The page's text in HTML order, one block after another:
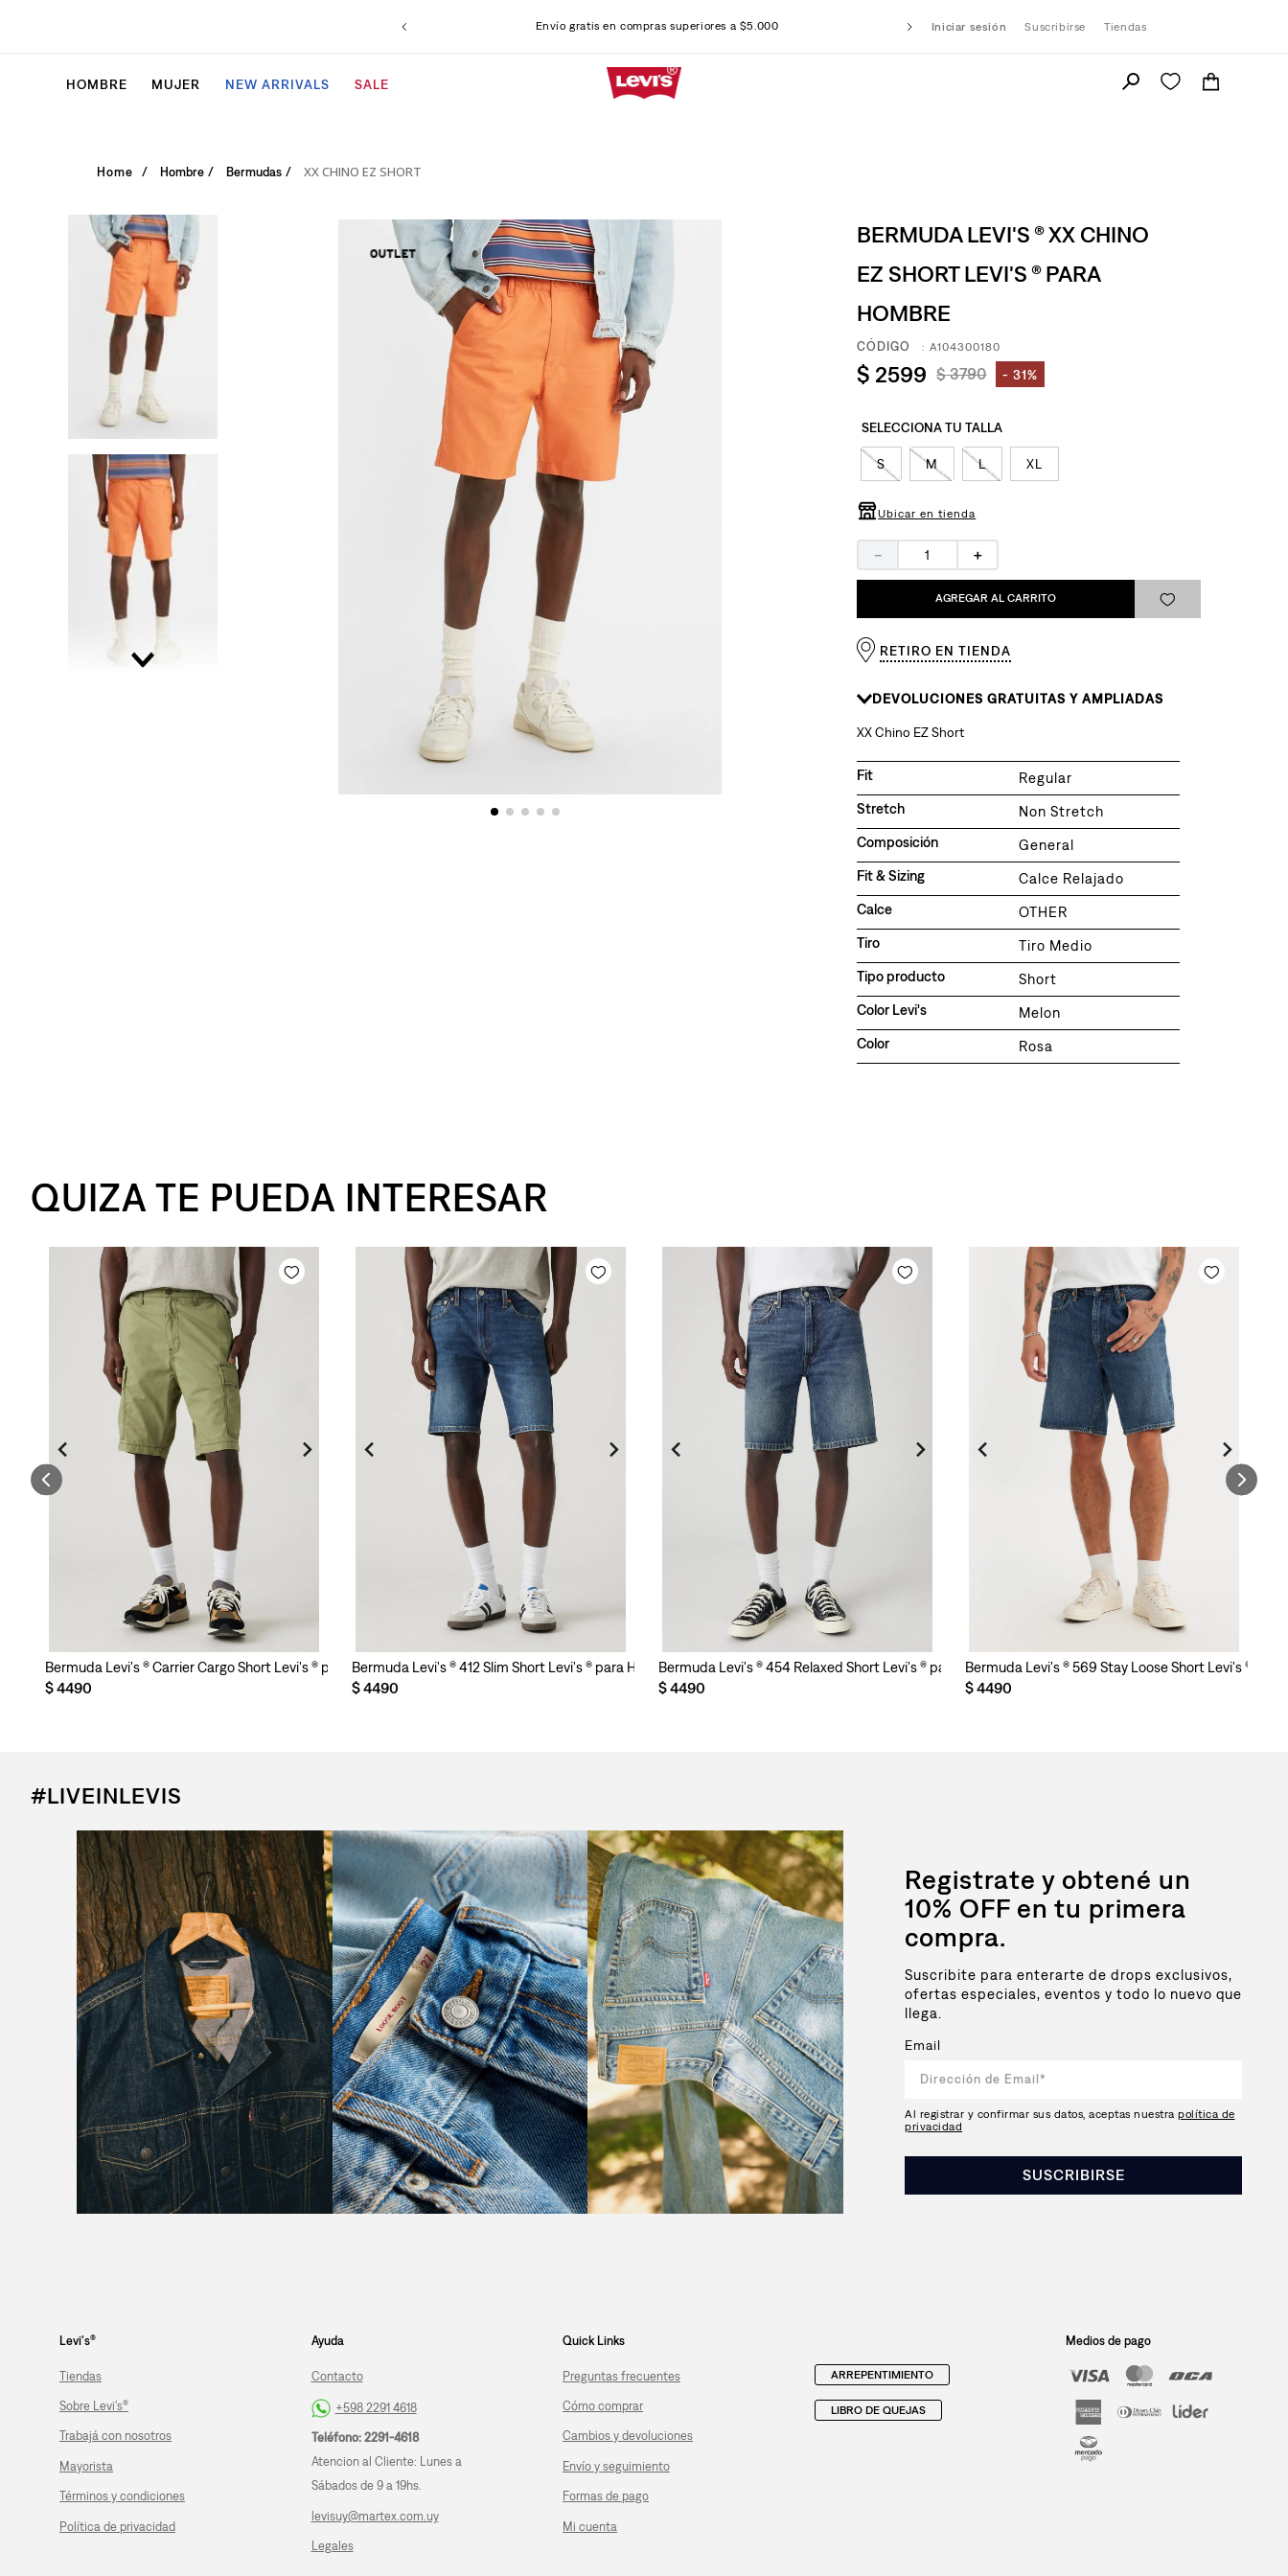
Envío gratis en compras superiores a $5.000 Iniciar sesión Suscribirse Tiendas
HOMBRE MUJER NEW ARRIVALS SALE
Hombre Bermudas XX CHINO EZ SHORT
BERMUDA LEVI'S ® XX CHINO
EZ SHORT LEVI'S ® PARA
HOMBRE
:A104300180
$ 2599 $ 3790 31%
S M L XL
Ubicar en tienda
＋
－
AGREGAR AL CARRITO
RETIRO EN TIENDA
DEVOLUCIONES GRATUITAS Y AMPLIADAS
XX Chino EZ Short
Fit
Regular
Stretch
Non Stretch
Composición
General
Fit & Sizing
Calce Relajado
Calce
OTHER
Tiro
Tiro Medio
Tipo producto
Short
Color Levi's
Melon
Color
Rosa
QUIZA TE PUEDA INTERESAR
® para Hombre
Bermuda Levi's ® Carrier Cargo Short Levi's ® para Hombre
$4490
Bermuda Levi's ® 412 Slim Short Levi's ® para Hombre
$4490
Bermuda Levi's ® 454 Relaxed Short Levi's ® para Hombre
$4490
Bermuda Levi's ® 569 Stay Loose Short Levi's ®
$4490
#LIVEINLEVIS
Registrate y obtené un
10% OFF en tu primera
compra.
Suscribite para enterarte de drops exclusivos,
ofertas especiales, eventos y todo lo nuevo que
llega.
Email
Al registrar y confirmar sus datos, aceptas nuestra política de
privacidad
SUSCRIBIRSE
Levi's®
Tiendas
Sobre Levi's®
Trabajá con nosotros
Mayorista
Términos y condiciones
Política de privacidad
Ayuda
Contacto
+598 2291 4618
Teléfono: 2291-4618
Atencion al Cliente: Lunes a
Sábados de 9 a 19hs.
levisuy@martex.com.uy
Legales
Quick Links
Preguntas frecuentes
Cómo comprar
Cambios y devoluciones
Envío y seguimiento
Formas de pago
Mi cuenta
ARREPENTIMIENTO
LIBRO DE QUEJAS
Medios de pago